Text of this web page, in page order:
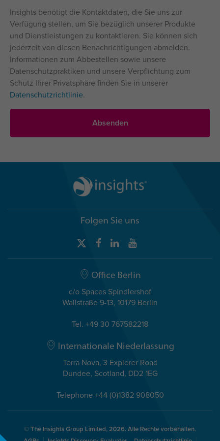
Insights benötigt die Kontaktdaten, die Sie uns zur
Verfügung stellen, um Sie bezüglich unserer Produkte
und Dienstleistungen zu kontaktieren. Sie können sich
jederzeit von diesen Benachrichtigungen abmelden.
Informationen zum Abbestellen sowie unsere
Datenschutzpraktiken und unsere Verpflichtung zum
Schutz Ihrer Privatsphäre finden Sie in unserer
Datenschutzrichtlinie.
Folgen Sie uns
Office Berlin
c/o Spaces Spindlershof
Wallstraße 9-13, 10179 Berlin
Tel. +49 30 767582218
Internationale Niederlassung
Terra Nova, 3 Explorer Road
Dundee, Scotland, DD2 1EG
Telephone +44 (0)1382 908050
© The Insights Group Limited, 2026. Alle Rechte vorbehalten.